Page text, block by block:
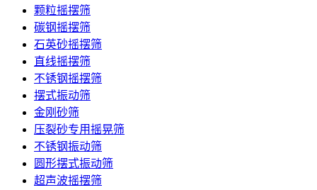
颗粒摇摆筛
碳钢摇摆筛
石英砂摇摆筛
直线摇摆筛
不锈钢摇摆筛
摆式振动筛
金刚砂筛
压裂砂专用摇晃筛
不锈钢振动筛
圆形摆式振动筛
超声波摇摆筛